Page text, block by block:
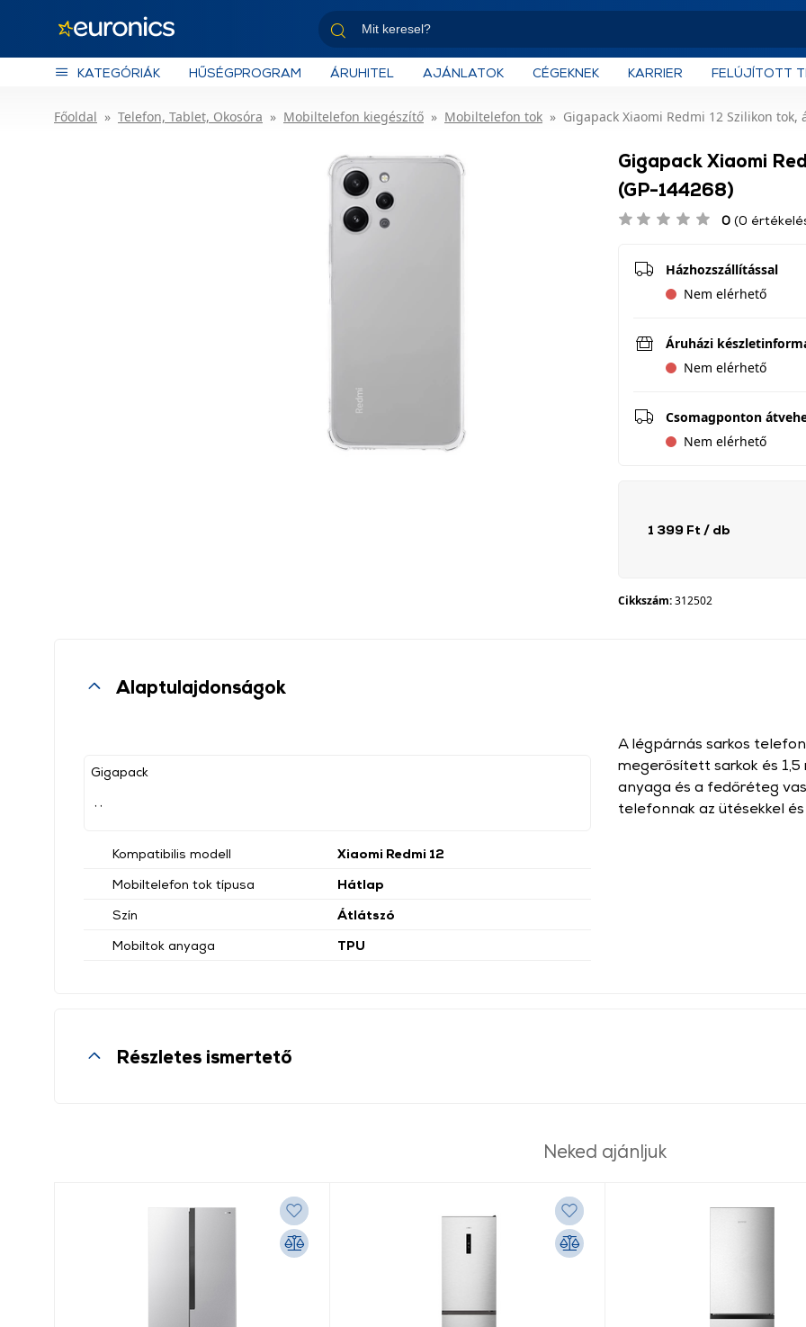
KATEGÓRIÁK HŰSÉGPROGRAM ÁRUHITEL AJÁNLATOK CÉGEKNEK KARRIER FELÚJÍTOTT
Főoldal Telefon, Tablet, Okosóra Mobiltelefon kiegészítő Mobiltelefon tok Gigapack Xiaomi Redmi 12 Szilikon tok,
Gigapack Xiaomi
(GP-144268)
0 (0
Házhozszállítással
Nem elérhető
Áruházi
Nem elérhető
Csomagponton
Nem elérhető
1 399 Ft / db
Cikkszám:312502
Alaptulajdonságok
Gigapack
Kompatibilis modell
Xiaomi Redmi 12
Mobiltelefon tok típusa
Hátlap
Szín
Átlátszó
Mobiltok anyaga
TPU
A légpárnás sarkos
megerősített sarkok és
anyaga és a fedőréteg
telefonnak az ütésekkel
Részletes ismertető
Neked ajánljuk